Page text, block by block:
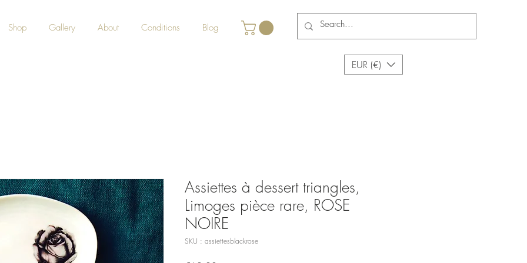
Shop Gallery About Conditions Blog
EUR (€)
Assiettes à dessert triangles,
Limoges pièce rare, ROSE
NOIRE
SKU : assiettesblackrose